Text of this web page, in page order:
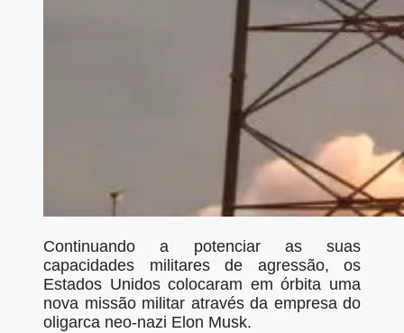
Continuando a potenciar as suas
capacidades militares de agressão, os
Estados Unidos colocaram em órbita uma
nova missão militar através da empresa do
oligarca neo-nazi Elon Musk.